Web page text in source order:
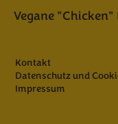
Vegane
Kontakt
Datenschutz und
Impressum